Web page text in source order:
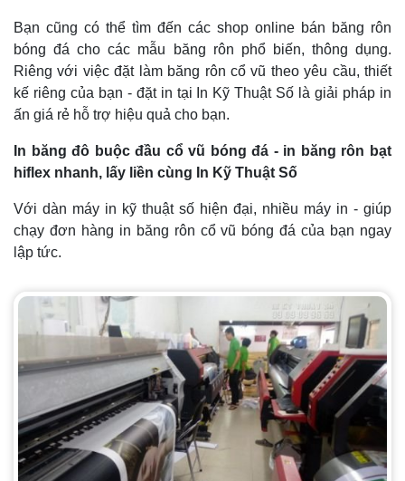
Bạn cũng có thể tìm đến các shop online bán băng rôn
bóng đá cho các mẫu băng rôn phổ biến, thông dụng.
Riêng với việc đặt làm băng rôn cổ vũ theo yêu cầu, thiết
kế riêng của bạn - đặt in tại In Kỹ Thuật Số là giải pháp in
ấn giá rẻ hỗ trợ hiệu quả cho bạn.
In băng đô buộc đầu cổ vũ bóng đá - in băng rôn bạt
hiflex nhanh, lấy liền cùng In Kỹ Thuật Số
Với dàn máy in kỹ thuật số hiện đại, nhiều máy in - giúp
chạy đơn hàng in băng rôn cổ vũ bóng đá của bạn ngay
lập tức.